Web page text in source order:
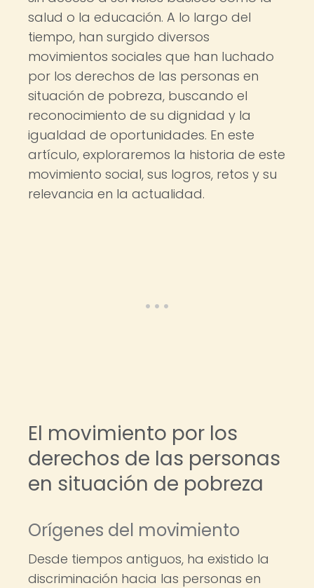
salud o la educación. A lo largo del
tiempo, han surgido diversos
movimientos sociales que han luchado
por los derechos de las personas en
situación de pobreza, buscando el
reconocimiento de su dignidad y la
igualdad de oportunidades. En este
artículo, exploraremos la historia de este
movimiento social, sus logros, retos y su
relevancia en la actualidad.
El movimiento por los
derechos de las personas
en situación de pobreza
Orígenes del movimiento
Desde tiempos antiguos, ha existido la
discriminación hacia las personas en